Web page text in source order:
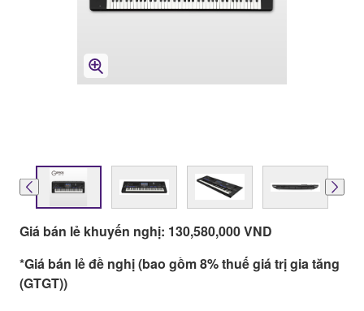
Giá bán lẻ khuyến nghị: 130,580,000 VND
*Giá bán lẻ đề nghị (bao gồm 8% thuế giá trị gia tăng
(GTGT))